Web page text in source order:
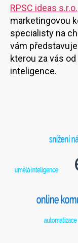
RPSC ideas s.r.o.
marketingovou
specialisty na
vám
kterou za vás
inteligence.